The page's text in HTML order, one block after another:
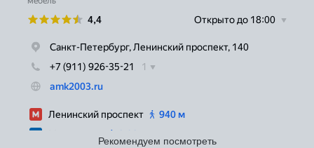
Рекомендуем посмотреть